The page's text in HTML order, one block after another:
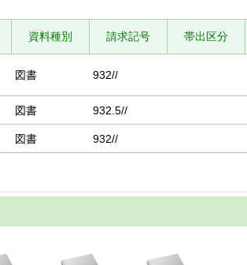
資料種別 請求記号 帯出区分
図書 932//
図書 932.5//
図書 932//